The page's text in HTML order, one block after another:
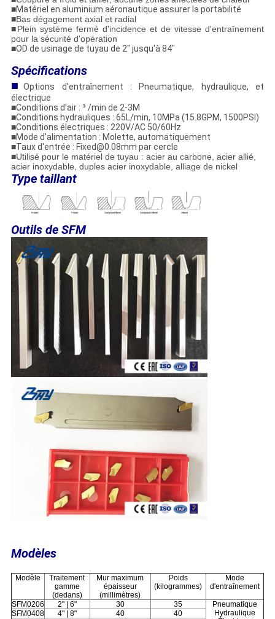
■Matériel en aluminium aéronautique assurer la portabilité
■Bas dégagement axial et radial
■Plein système fermé d'incidence et de vitesse d'entraînement
pour la sécurité d'opération
■OD de usinage de tuyau de 2" jusqu'à 84"
Spécifications
■Options d'entraînement : Pneumatique, hydraulique, et
électrique
■Conditions d'air : ³ /min de 2-3M
■Conditions hydrauliques : 65L/min, 10MPa (15.8GPM, 1500PSI)
■Conditions électriques : 220V/AC 50/60Hz
■Mode d'alimentation : Molette, automatiquement
■Taux d'entrée : Fixed@0.08mm par cercle
■Utilisé pour le matériel de tuyau : acier au carbone, acier allié,
acier inoxydable, duples acier inoxydable, alliage de nickel
Type taillant
Outils de SFM
Modèles
Modèle
Traitement
gamme
(dedans)
Mur maximum
épaisseur
(millimètres)
Poids
(kilogrammes)
Mode
d'entraînement
SFM0206 2" | 6" 30 35
Pneumatique
Hydraulique
SFM0408 4" | 8" 40
40